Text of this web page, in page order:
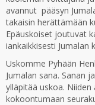
avannut pääsyn
takaisin herättämään
Epäuskoiset joutuvat
iankaikkisesti Jumalan
Uskomme Pyhään
Jumalan sana. Sanan
ylläpitää uskoa.
kokoontumaan